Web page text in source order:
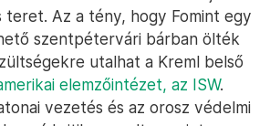
teret. Az a tény, hogy Fomint egy
szentpétervári bárban ölték
utalhat a Kreml belső
elemzőintézet, az ISW.
vezetés és az orosz védelmi